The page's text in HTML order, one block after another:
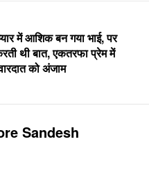
में आशिक बन गया भाई, पर
थी बात, एकतरफा प्रेम में
को अंजाम
Sandesh